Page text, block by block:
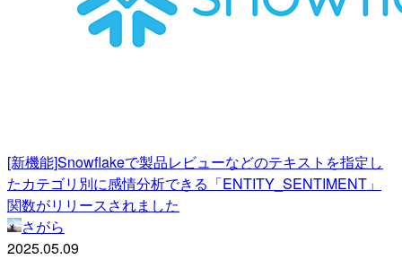
[新機能]Snowflakeで製品レビューなどのテキストを指定し
たカテゴリ別に感情分析できる「ENTITY_SENTIMENT」
関数がリリースされました
さがら
2025.05.09